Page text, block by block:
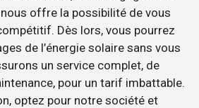
offre la possibilité de vous
Dès lors, vous pourrez
de l’énergie solaire sans vous
un service complet, de
pour un tarif imbattable.
optez pour notre société et